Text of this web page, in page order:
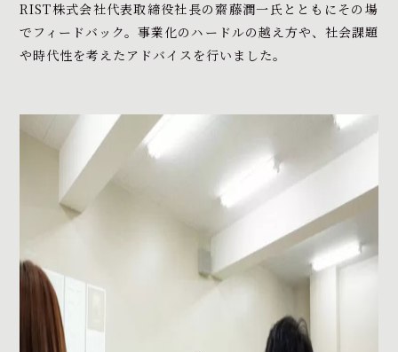
RIST株式会社代表取締役社長の齋藤潤一氏とともにその場
でフィードバック。事業化のハードルの越え方や、社会課題
や時代性を考えたアドバイスを行いました。